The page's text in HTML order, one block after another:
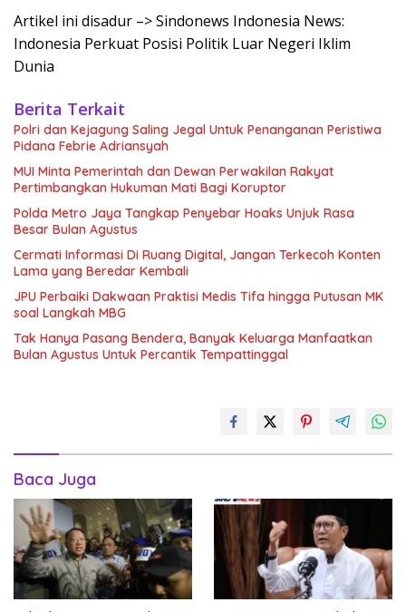
Artikel ini disadur –> Sindonews Indonesia News:
Indonesia Perkuat Posisi Politik Luar Negeri Iklim
Dunia
Berita Terkait
Polri dan Kejagung Saling Jegal Untuk Penanganan Peristiwa
Pidana Febrie Adriansyah
MUI Minta Pemerintah dan Dewan Perwakilan Rakyat
Pertimbangkan Hukuman Mati Bagi Koruptor
Polda Metro Jaya Tangkap Penyebar Hoaks Unjuk Rasa
Besar Bulan Agustus
Cermati Informasi Di Ruang Digital, Jangan Terkecoh Konten
Lama yang Beredar Kembali
JPU Perbaiki Dakwaan Praktisi Medis Tifa hingga Putusan MK
soal Langkah MBG
Tak Hanya Pasang Bendera, Banyak Keluarga Manfaatkan
Bulan Agustus Untuk Percantik Tempattinggal
Baca Juga